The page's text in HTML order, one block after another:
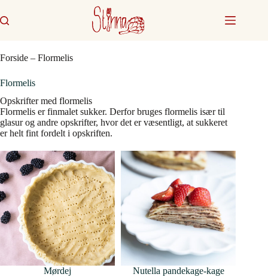
til
indhold
Forside – Flormelis
Flormelis
Opskrifter med flormelis
Flormelis er finmalet sukker. Derfor bruges flormelis især til
glasur og andre opskrifter, hvor det er væsentligt, at sukkeret
er helt fint fordelt i opskriften.
Mørdej Nutella pandekage-kage